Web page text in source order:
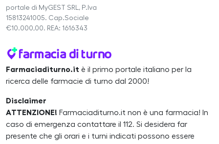
portale di MyGEST SRL, P.Iva
15813241005. Cap.Sociale
€10.000,00. REA: 1616343
Farmaciaditurno.it è il primo portale italiano per la
ricerca delle farmacie di turno dal 2000!
Disclaimer
ATTENZIONE! Farmaciaditurno.it non è una farmacia! In
caso di emergenza contattare il 112. Si desidera far
presente che gli orari e i turni indicati possono essere